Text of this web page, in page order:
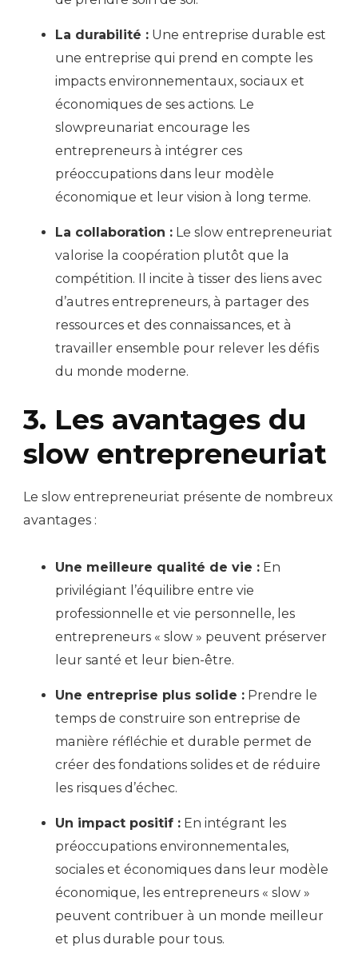
La durabilité : Une entreprise durable est
une entreprise qui prend en compte les
impacts environnementaux, sociaux et
économiques de ses actions. Le
slowpreunariat encourage les
entrepreneurs à intégrer ces
préoccupations dans leur modèle
économique et leur vision à long terme.
La collaboration : Le slow entrepreneuriat
valorise la coopération plutôt que la
compétition. Il incite à tisser des liens avec
d’autres entrepreneurs, à partager des
ressources et des connaissances, et à
travailler ensemble pour relever les défis
du monde moderne.
3. Les avantages du
slow entrepreneuriat
Le slow entrepreneuriat présente de nombreux
avantages :
Une meilleure qualité de vie : En
privilégiant l’équilibre entre vie
professionnelle et vie personnelle, les
entrepreneurs « slow » peuvent préserver
leur santé et leur bien-être.
Une entreprise plus solide : Prendre le
temps de construire son entreprise de
manière réfléchie et durable permet de
créer des fondations solides et de réduire
les risques d’échec.
Un impact positif : En intégrant les
préoccupations environnementales,
sociales et économiques dans leur modèle
économique, les entrepreneurs « slow »
peuvent contribuer à un monde meilleur
et plus durable pour tous.